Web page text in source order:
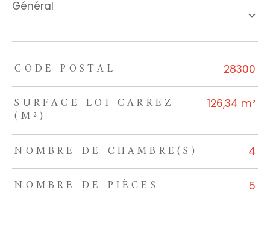
général
TRAD_ZEPHYR_Caracteristique TRAD_ZEPHYR_Valeurs
CODE POSTAL 28300
SURFACE LOI CARREZ
(M²)
126,34 m²
NOMBRE DE CHAMBRE(S) 4
NOMBRE DE PIÈCES 5